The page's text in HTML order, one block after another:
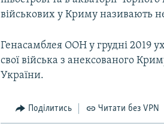
військових у Криму називають
Генасамблея ООН у грудні 2019
свої війська з анексованого
України.
Поділитись Читати без VPN